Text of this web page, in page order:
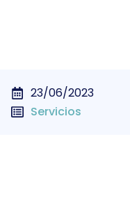
23/06/2023
Servicios